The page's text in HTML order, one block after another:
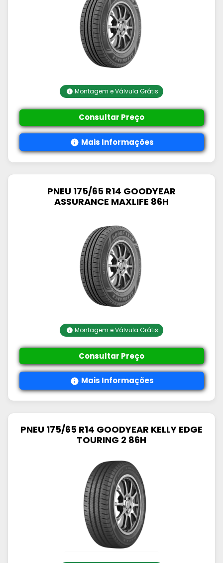
Montagem e Válvula Grátis
Consultar Preço
Mais Informações
PNEU 175/65 R14 GOODYEAR
ASSURANCE MAXLIFE 86H
Montagem e Válvula Grátis
Consultar Preço
Mais Informações
PNEU 175/65 R14 GOODYEAR KELLY EDGE
TOURING 2 86H